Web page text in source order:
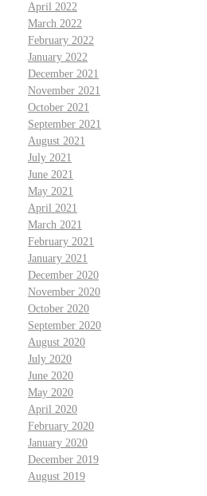
April 2022
March 2022
February 2022
January 2022
December 2021
November 2021
October 2021
September 2021
August 2021
July 2021
June 2021
May 2021
April 2021
March 2021
February 2021
January 2021
December 2020
November 2020
October 2020
September 2020
August 2020
July 2020
June 2020
May 2020
April 2020
February 2020
January 2020
December 2019
August 2019